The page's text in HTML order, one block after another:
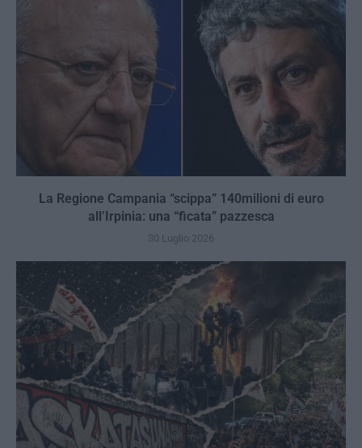
La Regione Campania “scippa” 140milioni di euro
all’Irpinia: una “ficata” pazzesca
30 Luglio 2026